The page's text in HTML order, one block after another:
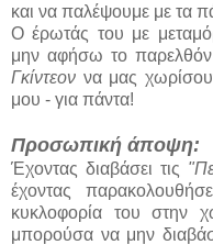
και να παλέψουμε με τα
Ο έρωτάς του με
μην αφήσω το παρελθόν
Γκίντεον να μας
μου - για πάντα!
Προσωπική άποψη:
Έχοντας διαβάσει τις
έχοντας
κυκλοφορία του στην
μπορούσα να μην